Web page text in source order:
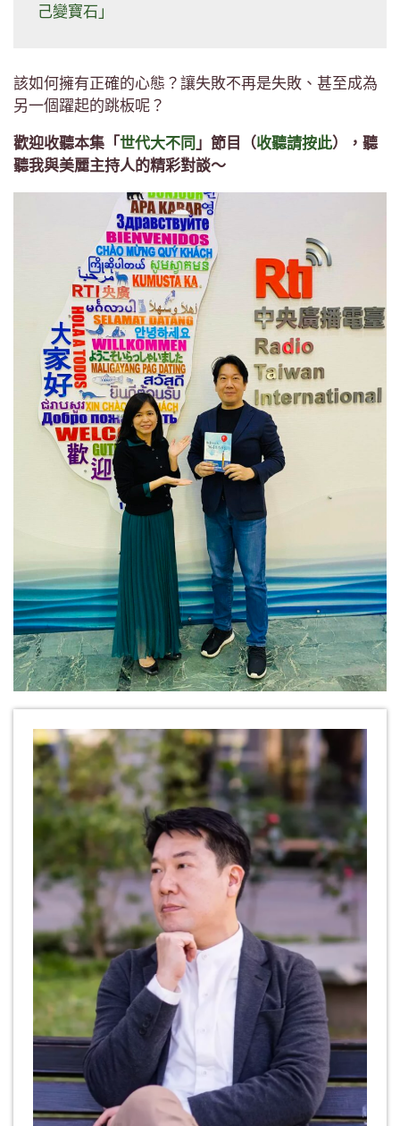
己變寶石」
該如何擁有正確的心態？讓失敗不再是失敗、甚至成為
另一個躍起的跳板呢？
歡迎收聽本集「 世代大不同 」節目（收聽請按此），聽
聽我與美麗主持人的精彩對談～